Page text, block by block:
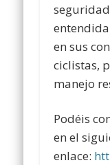
en sus
ciclistas,
manejo
Podéis
en el
enlace: